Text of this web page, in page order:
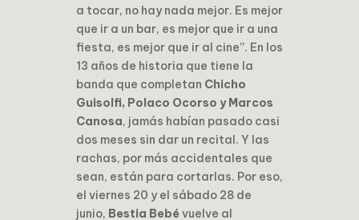
a tocar, no hay nada mejor. Es mejor
que ir a un bar, es mejor que ir a una
fiesta, es mejor que ir al cine”. En los
13 años de historia que tiene la
banda que completan Chicho
Guisolfi, Polaco Ocorso y Marcos
Canosa, jamás habían pasado casi
dos meses sin dar un recital. Y las
rachas, por más accidentales que
sean, están para cortarlas. Por eso,
el viernes 20 y el sábado 28 de
junio, Bestia Bebé vuelve al